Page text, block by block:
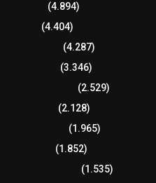
(4.894)
(4.404)
(4.287)
(3.346)
(2.529)
(2.128)
(1.965)
(1.852)
(1.535)